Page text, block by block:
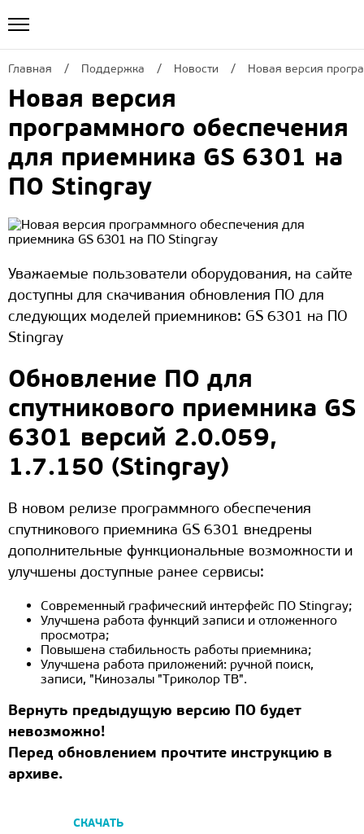
Главная Поддержка Новости Новая версия
Новая версия
программного обеспечения
для приемника GS 6301 на
ПО Stingray
Уважаемые пользователи оборудования, на сайте
доступны для скачивания обновления ПО для
следующих моделей приемников: GS 6301 на ПО
Stingray
Обновление ПО для
спутникового приемника GS
6301 версий 2.0.059,
1.7.150 (Stingray)
В новом релизе программного обеспечения
спутникового приемника GS 6301 внедрены
дополнительные функциональные возможности и
улучшены доступные ранее сервисы:
Современный графический интерфейс ПО Stingray;
Улучшена работа функций записи и отложенного
просмотра;
Повышена стабильность работы приемника;
Улучшена работа приложений: ручной поиск,
записи, "Кинозалы "Триколор ТВ".
Вернуть предыдущую версию ПО будет
невозможно!
Перед обновлением прочтите инструкцию в
архиве.
СКАЧАТЬ